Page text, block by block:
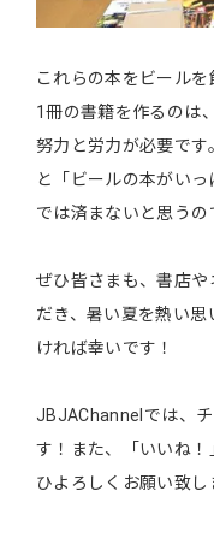
これらの本をビールを
1冊の書籍を作るのは
努力と労力が必要です
と「ビールの本がい
では済まないと思うの
ぜひ皆さまも、書店
だき、暑い夏を熱い
ければ幸いです！
JBJAChannelでは、
す！また、「いいね
ひよろしくお願い致し